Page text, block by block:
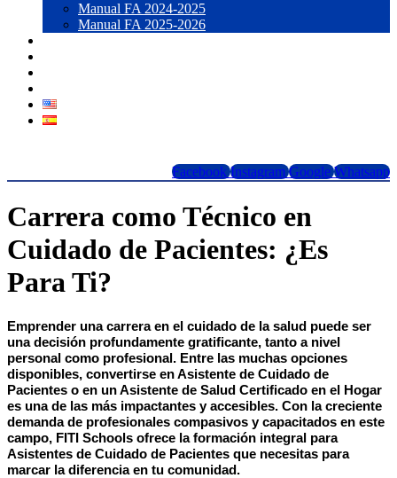
Manual FA 2024-2025
Manual FA 2025-2026
Facebook Instagram Google Whatsapp
Carrera como Técnico en
Cuidado de Pacientes: ¿Es
Para Ti?
Emprender una carrera en el cuidado de la salud puede ser
una decisión profundamente gratificante, tanto a nivel
personal como profesional. Entre las muchas opciones
disponibles, convertirse en Asistente de Cuidado de
Pacientes o en un Asistente de Salud Certificado en el Hogar
es una de las más impactantes y accesibles. Con la creciente
demanda de profesionales compasivos y capacitados en este
campo, FITI Schools ofrece la formación integral para
Asistentes de Cuidado de Pacientes que necesitas para
marcar la diferencia en tu comunidad.